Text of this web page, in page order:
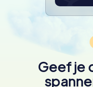
Geef je